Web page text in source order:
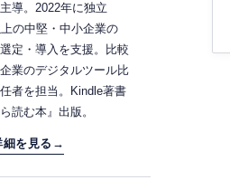
導。2022年に独立
の中堅・中小企業の
定・導入を支援。比較
業のデジタルツール比
者を担当。Kindle著書
読む本』出版。
を見る →